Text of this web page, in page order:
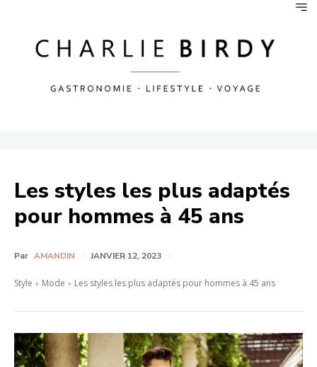
Les styles les plus adaptés
pour hommes à 45 ans
Par AMANDIN JANVIER 12, 2023
Style Mode Les styles les plus adaptés pour hommes à 45 ans